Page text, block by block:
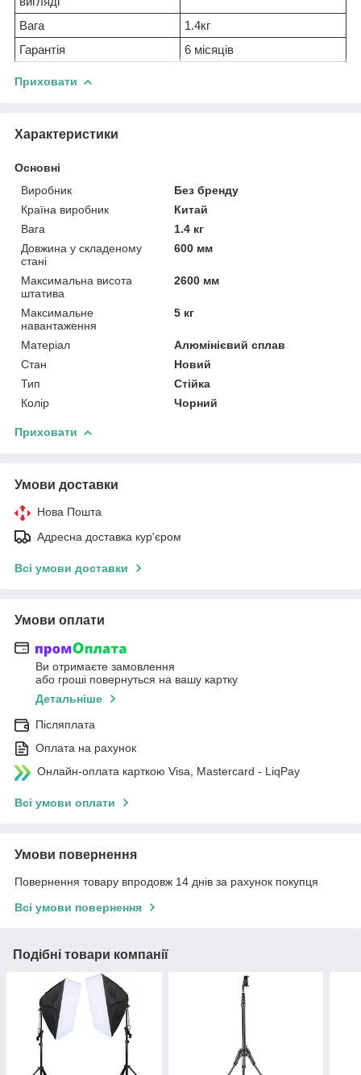
Вага
1.4кг
Гарантія
6 місяців
Приховати
Характеристики
Основні
Виробник
Без бренду
Країна виробник
Китай
Вага
1.4 кг
Довжина у складеному
стані
600 мм
Максимальна висота
штатива
2600 мм
Максимальне
навантаження
5 кг
Матеріал
Алюмінієвий сплав
Стан
Новий
Тип
Стійка
Колір
Чорний
Приховати
Умови доставки
Нова Пошта
Адресна доставка кур'єром
Всі умови доставки
Умови оплати
Ви отримаєте замовлення
або гроші повернуться на вашу картку
Детальніше
Післяплата
Оплата на рахунок
Онлайн-оплата карткою Visa, Mastercard - LiqPay
Всі умови оплати
Умови повернення
Повернення товару впродовж 14 днів за рахунок покупця
Всі умови повернення
Подібні товари компанії